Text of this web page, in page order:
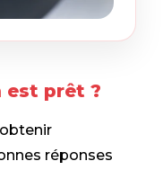
est prêt ?
réponses